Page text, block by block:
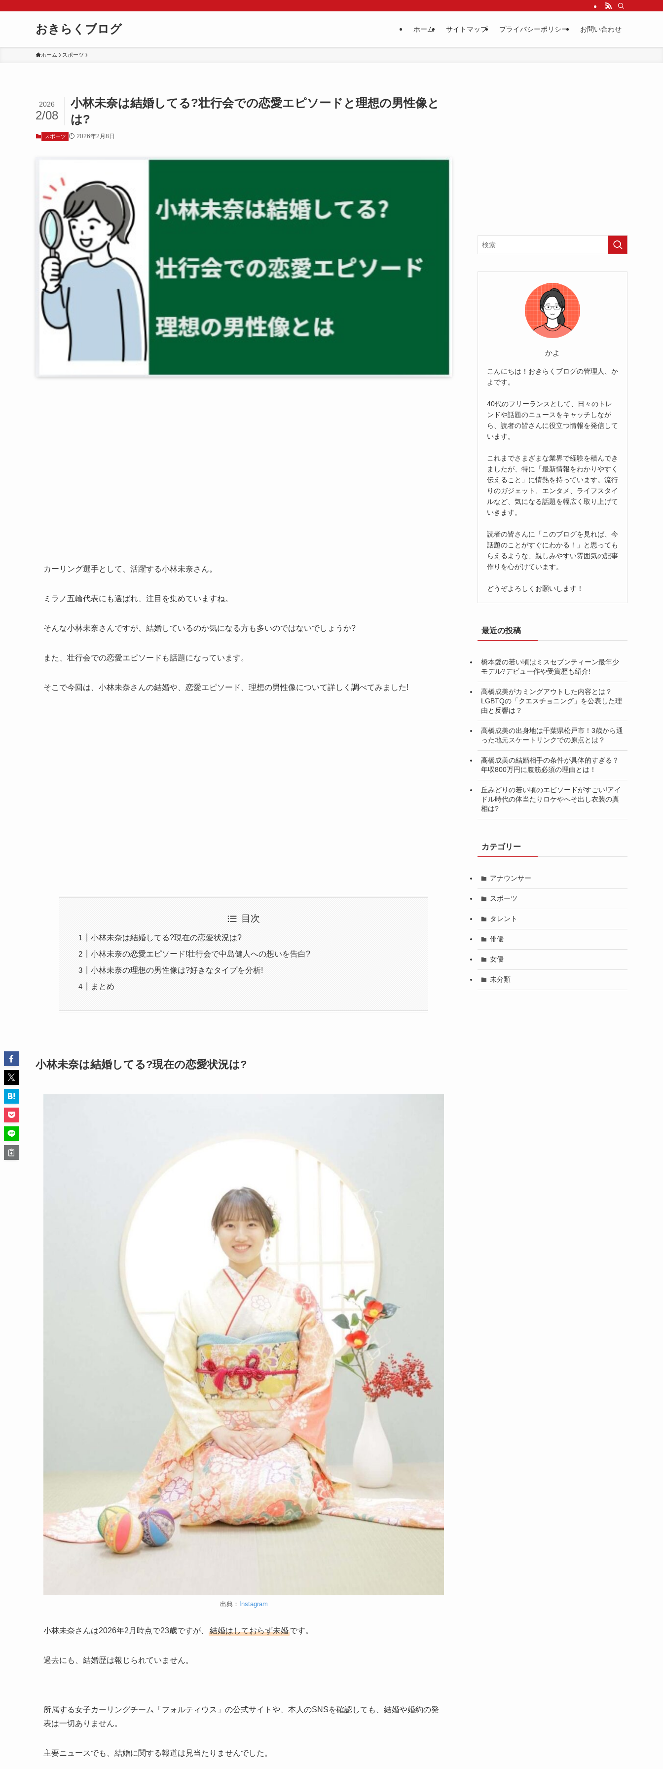
おきらくブログ ホーム サイトマップ プライバシーポリシー お問い合わせ
ホーム スポーツ
小林未奈は結婚してる?壮行会での恋愛エピソードと理想の男性像と
は?
2026
2/08
スポーツ 2026年2月8日
カーリング選手として、活躍する小林未奈さん。
ミラノ五輪代表にも選ばれ、注目を集めていますね。
そんな小林未奈さんですが、結婚しているのか気になる方も多いのではないでしょうか?
また、壮行会での恋愛エピソードも話題になっています。
そこで今回は、小林未奈さんの結婚や、恋愛エピソード、理想の男性像について詳しく調べてみました!
目次
小林未奈は結婚してる?現在の恋愛状況は?
小林未奈の恋愛エピソード!壮行会で中島健人への想いを告白?
小林未奈の理想の男性像は?好きなタイプを分析!
まとめ
小林未奈は結婚してる?現在の恋愛状況は?
出典： Instagram
小林未奈さんは2026年2月時点で23歳ですが、 結婚はしておらず未婚です。
過去にも、結婚歴は報じられていません。
所属する女子カーリングチーム「フォルティウス」の公式サイトや、本人のSNSを確認しても、結婚や婚約の発
表は一切ありません。
主要ニュースでも、結婚に関する報道は見当たりませんでした。
かよ
こんにちは！おきらくブログの管理人、か
よです。
40代のフリーランスとして、日々のトレ
ンドや話題のニュースをキャッチしなが
ら、読者の皆さんに役立つ情報を発信して
います。
これまでさまざまな業界で経験を積んでき
ましたが、特に「最新情報をわかりやすく
伝えること」に情熱を持っています。流行
りのガジェット、エンタメ、ライフスタイ
ルなど、気になる話題を幅広く取り上げて
いきます。
読者の皆さんに「このブログを見れば、今
話題のことがすぐにわかる！」と思っても
らえるような、親しみやすい雰囲気の記事
作りを心がけています。
どうぞよろしくお願いします！
最近の投稿
橋本愛の若い頃はミスセブンティーン最年少
モデル?デビュー作や受賞歴も紹介!
高橋成美がカミングアウトした内容とは？
LGBTQの「クエスチョニング」を公表した理
由と反響は？
高橋成美の出身地は千葉県松戸市！3歳から通
った地元スケートリンクでの原点とは？
高橋成美の結婚相手の条件が具体的すぎる？
年収800万円に腹筋必須の理由とは！
丘みどりの若い頃のエピソードがすごい!アイ
ドル時代の体当たりロケやへそ出し衣装の真
相は?
カテゴリー
アナウンサー
スポーツ
タレント
俳優
女優
未分類